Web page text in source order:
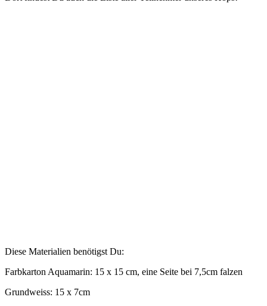
Diese Materialien benötigst Du:
Farbkarton Aquamarin: 15 x 15 cm, eine Seite bei 7,5cm falzen
Grundweiss: 15 x 7cm